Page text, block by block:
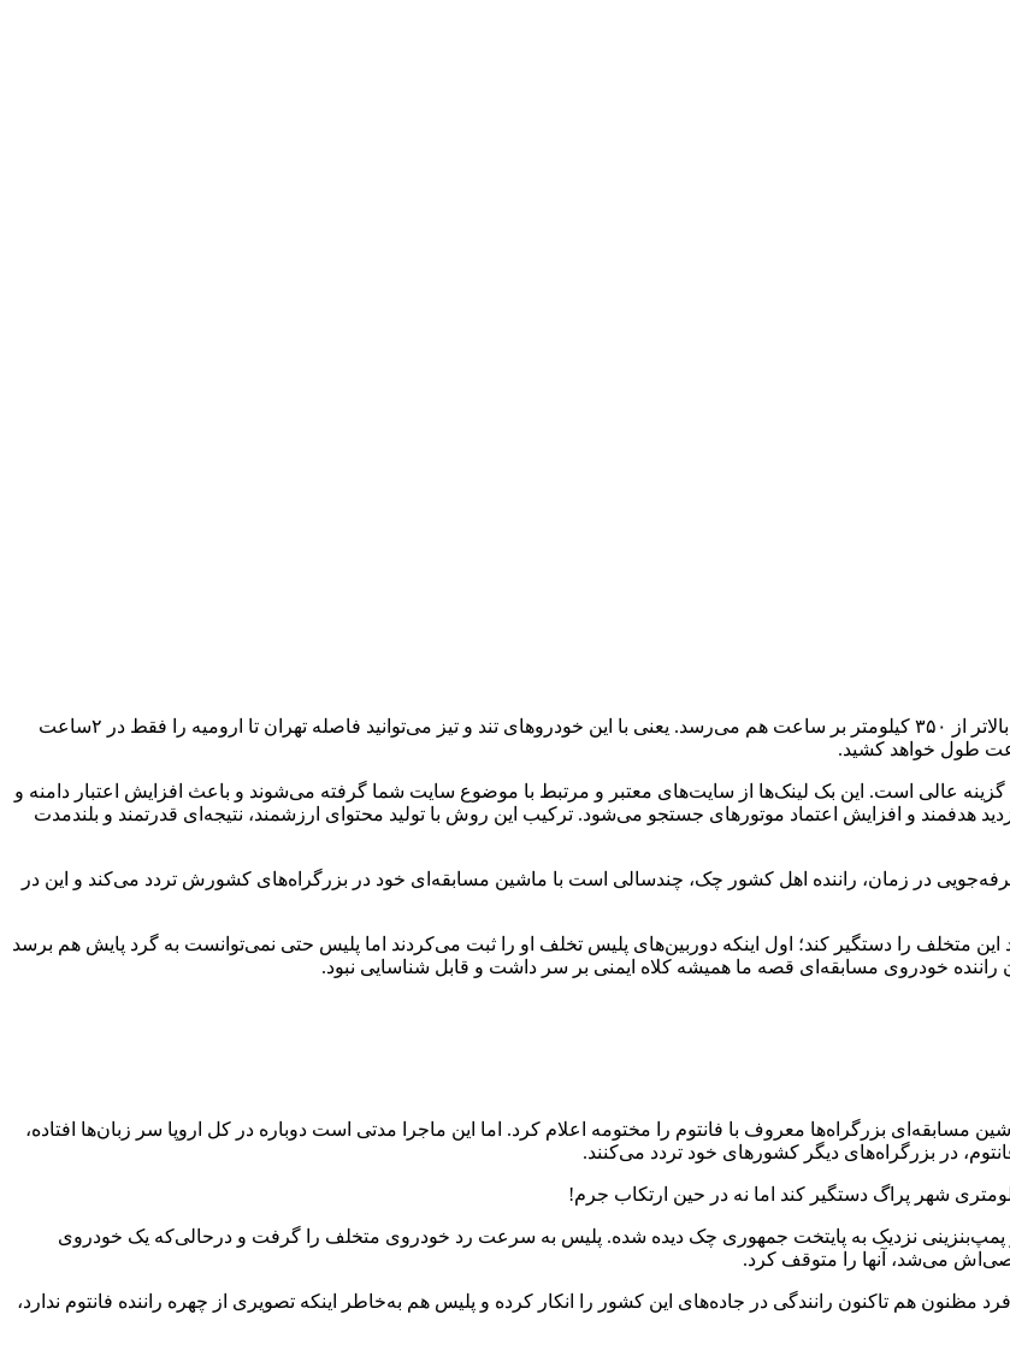
احتمالا می‌دانید سرعت یک ماشین مسابقه‌ای در مسابقات فرمول۱ یا ۲ گاهی بالاتر از ۳۵۰ کیلومتر بر ساعت هم می‌رسد. یعنی با این خودروهای تند و تیز می‌توانید فاصله تهران تا ارومیه را فقط در ۲ساعت
گزینه عالی است. این بک لینک‌ها از سایت‌های معتبر و مرتبط با موضوع سایت شما گرفته می‌شوند و باعث افزایش اعتبار دامنه و
و افزایش اعتماد موتورهای جستجو می‌شود. ترکیب این روش با تولید محتوای ارزشمند، نتیجه‌ای قدرتمند و بلندمدت
در زمان، راننده اهل کشور چک، چندسالی است با ماشین مسابقه‌ای خود در بزرگراه‌های کشورش تردد می‌کند و این در
این متخلف را دستگیر کند؛ اول اینکه دوربین‌های پلیس تخلف او را ثبت می‌کردند اما پلیس حتی نمی‌توانست به گرد پایش هم برسد
خودروی مسابقه‌ای قصه ما همیشه کلاه ایمنی بر سر داشت و قابل شناسایی نبود.
۶سال تلاش نافرجام، پرونده ماشین مسابقه‌ای بزرگراه‌ها معروف با فانتوم را مختومه اعلام کرد. اما این ماجرا مدتی است دوباره در کل اروپا سر زبان‌ها افتاده،
پمپ‌بنزینی نزدیک به پایتخت جمهوری چک دیده شده. پلیس به سرعت رد خودروی متخلف را گرفت و درحالی‌که یک خودروی
می‌شد، آنها را متوقف کرد.
هم تاکنون رانندگی در جاده‌های این کشور را انکار کرده و پلیس هم به‌خاطر اینکه تصویری از چهره راننده فانتوم ندارد،